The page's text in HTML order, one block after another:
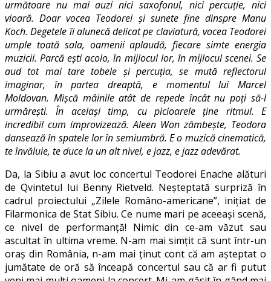
următoare nu mai auzi nici saxofonul, nici percuție, nici
vioară. Doar vocea Teodorei și sunete fine dinspre Manu
Koch. Degetele îi alunecă delicat pe claviatură, vocea Teodorei
umple toată sala, oamenii aplaudă, fiecare simte energia
muzicii. Parcă ești acolo, în mijlocul lor, în mijlocul scenei. Se
aud tot mai tare tobele și percuția, se mută reflectorul
imaginar, în partea dreaptă, e momentul lui Marcel
Moldovan. Mișcă mâinile atât de repede încât nu poți să-l
urmărești. În același timp, cu picioarele ține ritmul. E
incredibil cum improvizează. Aleen Won zâmbește, Teodora
dansează în spatele lor în semiumbră. E o muzică cinematică,
te învăluie, te duce la un alt nivel, e jazz, e jazz adevărat.
Da, la Sibiu a avut loc concertul Teodorei Enache alături
de Qvintetul lui Benny Rietveld. Neșteptată surpriză în
cadrul proiectului „Zilele Româno-americane”, inițiat de
Filarmonica de Stat Sibiu. Ce nume mari pe aceeași scenă,
ce nivel de performanță! Nimic din ce-am văzut sau
ascultat în ultima vreme. N-am mai simțit că sunt într-un
oraș din România, n-am mai ținut cont că am așteptat o
jumătate de oră să înceapă concertul sau că ar fi putut